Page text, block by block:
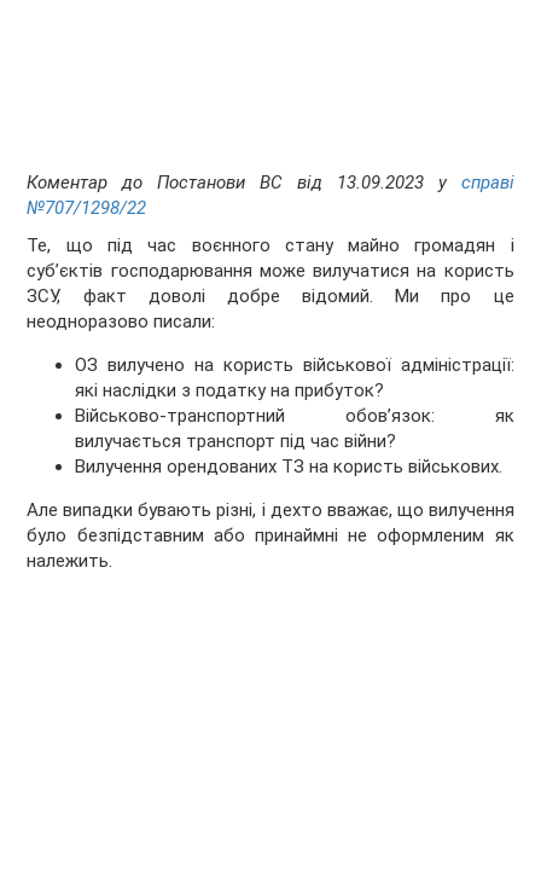
Коментар до Постанови ВС від 13.09.2023 у справі
№707/1298/22
Те, що під час воєнного стану майно громадян і
суб’єктів господарювання може вилучатися на користь
ЗСУ, факт доволі добре відомий. Ми про це
неодноразово писали:
ОЗ вилучено на користь військової адміністрації:
які наслідки з податку на прибуток?
Військово-транспортний обов’язок: як
вилучається транспорт під час війни?
Вилучення орендованих ТЗ на користь військових.
Але випадки бувають різні, і дехто вважає, що вилучення
було безпідставним або принаймні не оформленим як
належить.